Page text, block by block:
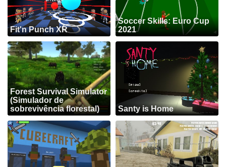
Fit'n Punch XR
Soccer Skills: Euro Cup
2021
Forest Survival Simulator
(Simulador de
sobrevivência florestal)
Santy is Home